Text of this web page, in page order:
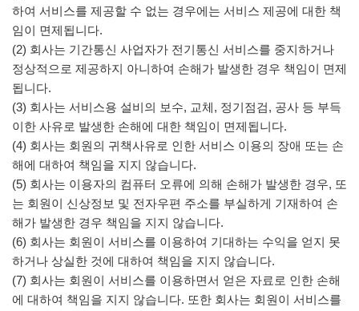
하여 서비스를 제공할 수 없는 경우에는 서비스 제공에 대한 책
임이 면제됩니다.
(2) 회사는 기간통신 사업자가 전기통신 서비스를 중지하거나
정상적으로 제공하지 아니하여 손해가 발생한 경우 책임이 면제
됩니다.
(3) 회사는 서비스용 설비의 보수, 교체, 정기점검, 공사 등 부득
이한 사유로 발생한 손해에 대한 책임이 면제됩니다.
(4) 회사는 회원의 귀책사유로 인한 서비스 이용의 장애 또는 손
해에 대하여 책임을 지지 않습니다.
(5) 회사는 이용자의 컴퓨터 오류에 의해 손해가 발생한 경우, 또
는 회원이 신상정보 및 전자우편 주소를 부실하게 기재하여 손
해가 발생한 경우 책임을 지지 않습니다.
(6) 회사는 회원이 서비스를 이용하여 기대하는 수익을 얻지 못
하거나 상실한 것에 대하여 책임을 지지 않습니다.
(7) 회사는 회원이 서비스를 이용하면서 얻은 자료로 인한 손해
에 대하여 책임을 지지 않습니다. 또한 회사는 회원이 서비스를